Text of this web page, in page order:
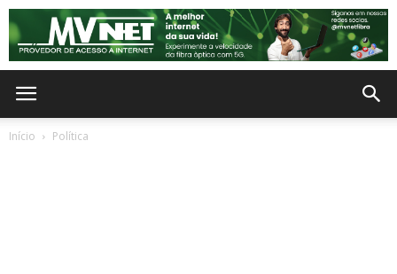
Início Política